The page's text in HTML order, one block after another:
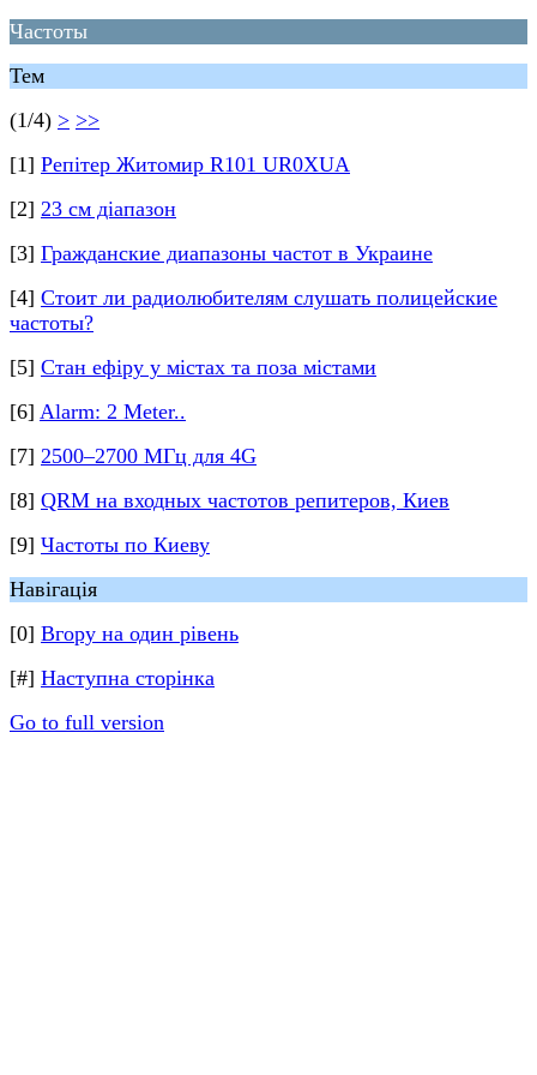
Частоты
Тем
(1/4) > >>
[1] Репітер Житомир R101 UR0XUA
[2] 23 см діапазон
[3] Гражданские диапазоны частот в Украине
[4] Стоит ли радиолюбителям слушать полицейские
частоты?
[5] Стан ефіру у містах та поза містами
[6] Alarm: 2 Meter..
[7] 2500–2700 МГц для 4G
[8] QRM на входных частотов репитеров, Киев
[9] Частоты по Киеву
Навігація
[0] Вгору на один рівень
[#] Наступна сторінка
Go to full version